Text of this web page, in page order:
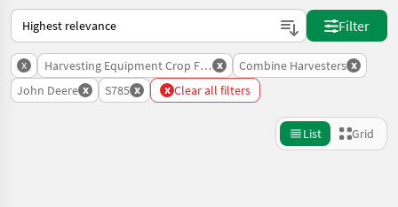
This is how sorting works on Landwirt.com
Filter
x Harvesting Equipment Crop Fields
x Combine Harvesters x
John Deere x S785 x x Clear all filters
List Grid